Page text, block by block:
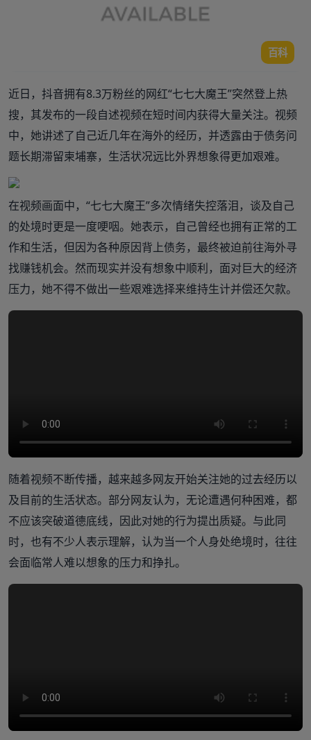
百科
近日，抖音拥有8.3万粉丝的网红“七七大魔王”突然登上热
搜，其发布的一段自述视频在短时间内获得大量关注。视频
中，她讲述了自己近几年在海外的经历，并透露由于债务问
题长期滞留柬埔寨，生活状况远比外界想象得更加艰难。
在视频画面中，“七七大魔王”多次情绪失控落泪，谈及自己
的处境时更是一度哽咽。她表示，自己曾经也拥有正常的工
作和生活，但因为各种原因背上债务，最终被迫前往海外寻
找赚钱机会。然而现实并没有想象中顺利，面对巨大的经济
压力，她不得不做出一些艰难选择来维持生计并偿还欠款。
随着视频不断传播，越来越多网友开始关注她的过去经历以
及目前的生活状态。部分网友认为，无论遭遇何种困难，都
不应该突破道德底线，因此对她的行为提出质疑。与此同
时，也有不少人表示理解，认为当一个人身处绝境时，往往
会面临常人难以想象的压力和挣扎。